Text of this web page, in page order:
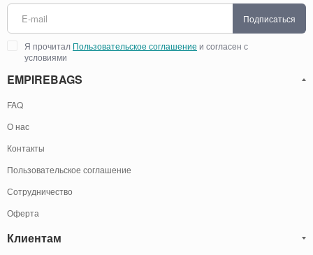
Подписаться
Я прочитал Пользовательское соглашение и согласен с
условиями
EMPIREBAGS
FAQ
О нас
Контакты
Пользовательское соглашение
Сотрудничество
Оферта
Клиентам